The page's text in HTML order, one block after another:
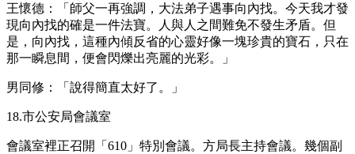
王懷德：「師父一再強調，大法弟子遇事向內找。今天我才發
現向內找的確是一件法寶。人與人之間難免不發生矛盾。但
是，向內找，這種內傾反省的心靈好像一塊珍貴的寶石，只在
那一瞬息間，便會閃爍出亮麗的光彩。」
男同修：「說得簡直太好了。」
18.市公安局會議室
會議室裡正召開「610」特別會議。方局長主持會議。幾個副